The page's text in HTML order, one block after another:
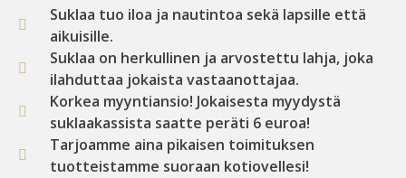
Suklaa tuo iloa ja nautintoa sekä lapsille että
aikuisille.
Suklaa on herkullinen ja arvostettu lahja, joka
ilahduttaa jokaista vastaanottajaa.
Korkea myyntiansio! Jokaisesta myydystä
suklaakassista saatte peräti 6 euroa!
Tarjoamme aina pikaisen toimituksen
tuotteistamme suoraan kotiovellesi!